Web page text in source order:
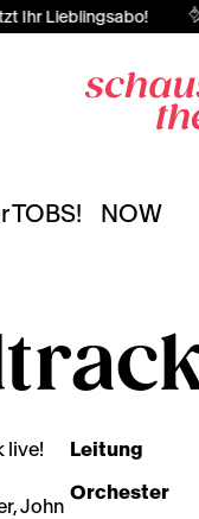
Ihr Lieblingsabo!
TOBS! NOW
live!
John
Leitung
Orchester